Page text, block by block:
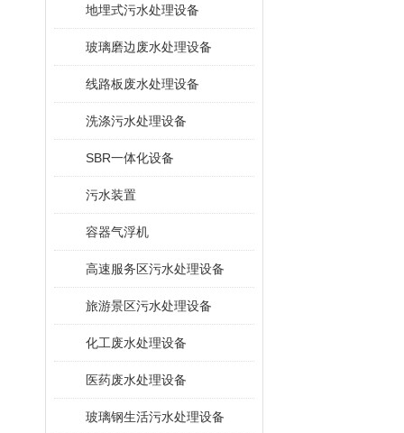
地埋式污水处理设备
玻璃磨边废水处理设备
线路板废水处理设备
洗涤污水处理设备
SBR一体化设备
污水装置
容器气浮机
高速服务区污水处理设备
旅游景区污水处理设备
化工废水处理设备
医药废水处理设备
玻璃钢生活污水处理设备